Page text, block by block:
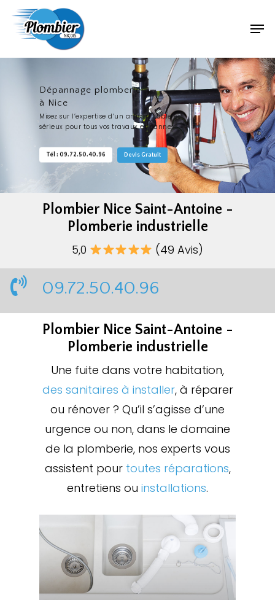
Dépannage plomberie
à Nice
Misez sur l’expertise d’un artisan fiable et
sérieux pour tous vos travaux et pannes.
Tél : 09.72.50.40.96 Devis Gratuit
Plombier Nice Saint-Antoine -
Plomberie industrielle
5,0 (49 Avis)
09.72.50.40.96
Plombier Nice Saint-Antoine -
Plomberie industrielle
Une fuite dans votre habitation,
des sanitaires à installer, à réparer
ou rénover ? Qu’il s’agisse d’une
urgence ou non, dans le domaine
de la plomberie, nos experts vous
assistent pour toutes réparations,
entretiens ou installations.